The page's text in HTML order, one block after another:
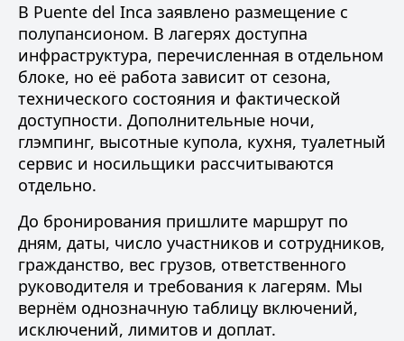
В Puente del Inca заявлено размещение с
полупансионом. В лагерях доступна
инфраструктура, перечисленная в отдельном
блоке, но её работа зависит от сезона,
технического состояния и фактической
доступности. Дополнительные ночи,
глэмпинг, высотные купола, кухня, туалетный
сервис и носильщики рассчитываются
отдельно.
До бронирования пришлите маршрут по
дням, даты, число участников и сотрудников,
гражданство, вес грузов, ответственного
руководителя и требования к лагерям. Мы
вернём однозначную таблицу включений,
исключений, лимитов и доплат.